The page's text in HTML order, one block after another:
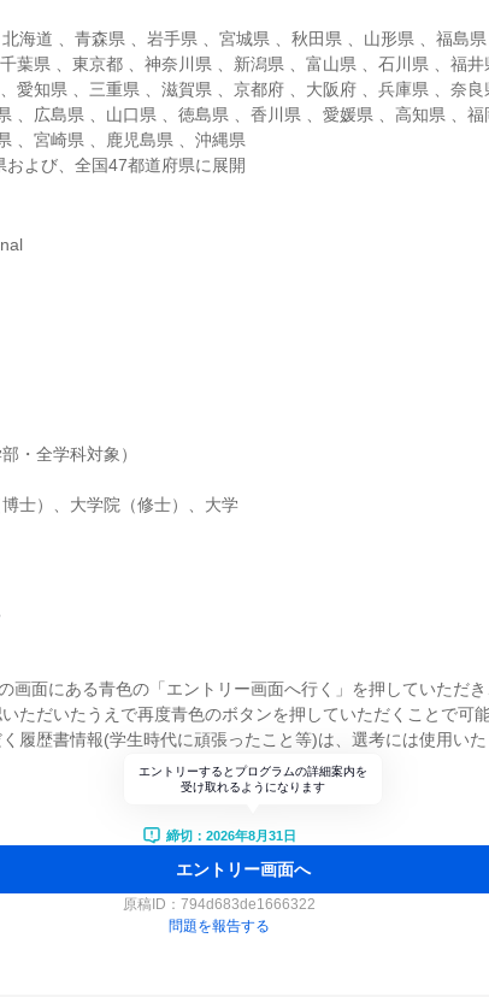
海道 、青森県 、岩手県 、宮城県 、秋田県 、山形県 、福島
葉県 、東京都 、神奈川県 、新潟県 、富山県 、石川県 、福
愛知県 、三重県 、滋賀県 、京都府 、大阪府 、兵庫県 、奈
、広島県 、山口県 、徳島県 、香川県 、愛媛県 、高知県 、
、宮崎県 、鹿児島県 、沖縄県
よび、全国47都道府県に展開
・全学科対象）
士）、大学院（修士）、大学
画面にある青色の「エントリー画面へ行く」を押していただ
ただいたうえで再度青色のボタンを押していただくことで可
履歴書情報(学生時代に頑張ったこと等)は、選考には使用い
エントリーするとプログラムの詳細案内を
受け取れるようになります
締切：2026年8月31日
エントリー画面へ
原稿ID： 794d683de1666322
問題を報告する